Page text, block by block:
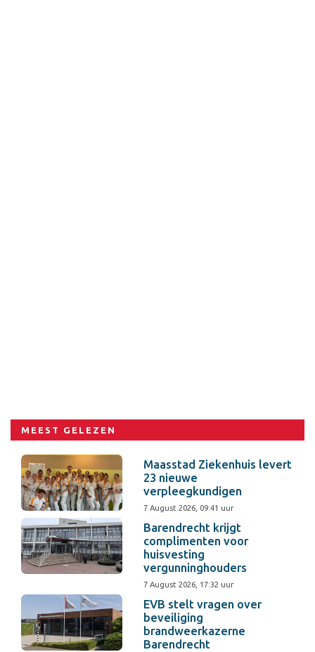
MEEST GELEZEN
Maasstad Ziekenhuis levert
23 nieuwe
verpleegkundigen
7 August 2026, 09:41 uur
Barendrecht krijgt
complimenten voor
huisvesting
vergunninghouders
7 August 2026, 17:32 uur
EVB stelt vragen over
beveiliging
brandweerkazerne
Barendrecht